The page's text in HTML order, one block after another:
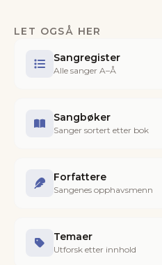
LET OGSÅ HER
Sangregister
Alle sanger A–Å
Sangbøker
Sanger sortert etter bok
Forfattere
Sangenes opphavsmenn
Temaer
Utforsk etter innhold